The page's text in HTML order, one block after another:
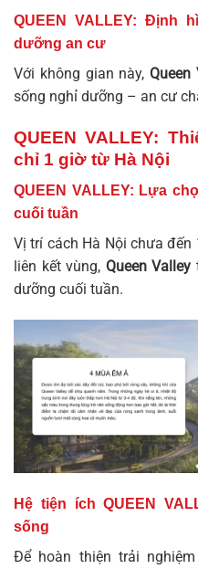
QUEEN VALLEY: Định
dưỡng an cư
Với không gian này,Queen
sống nghỉ dưỡng – an cư
QUEEN VALLEY:
chỉ 1 giờ từ Hà Nội
QUEEN VALLEY: Lựa
cuối tuần
Vị trí cách Hà Nội chưa
liên kết vùng, Queen Valley
dưỡng cuối tuần.
Hệ tiện ích QUEEN
sống
Để hoàn thiện trải